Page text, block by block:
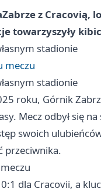
Zabrzez Cracovią,
towarzyszyły
stadionie
meczu
stadionie
roku, Górnik
Mecz odbył się
swoich
przeciwnika.
dla Cracovii, a